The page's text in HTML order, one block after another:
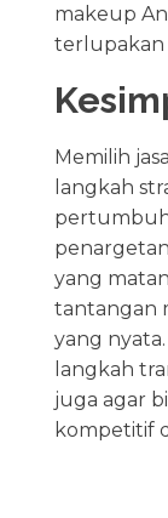
makeup
terlupakan
Memilih
langkah
yang
tantangan
yang
langkah
juga agar
kompetitif